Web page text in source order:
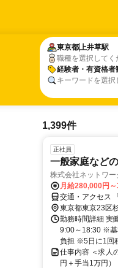
東京都上井草駅
職種を選択してく
経験者・有資格者
キーワードを選
東京都上井草駅
経験者・有資格者
1,399件
正社員
一般家庭など
株式会社ネットワー
月給280,000円
交通・アクセス
東京都東京23区
勤務時間詳細 実
9:00～18:30 ※基
負担 ※5日に1回
仕事内容 ＜求人
円＋手当1万円